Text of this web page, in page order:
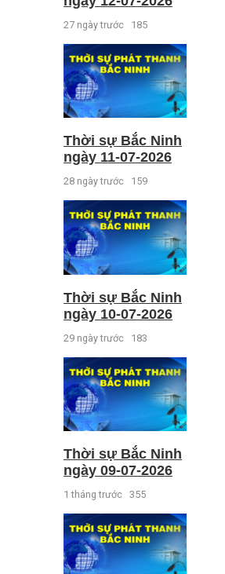
27 ngày trước 185
Thời sự Bắc Ninh
ngày 11-07-2026
28 ngày trước 159
Thời sự Bắc Ninh
ngày 10-07-2026
29 ngày trước 183
Thời sự Bắc Ninh
ngày 09-07-2026
1 tháng trước 355